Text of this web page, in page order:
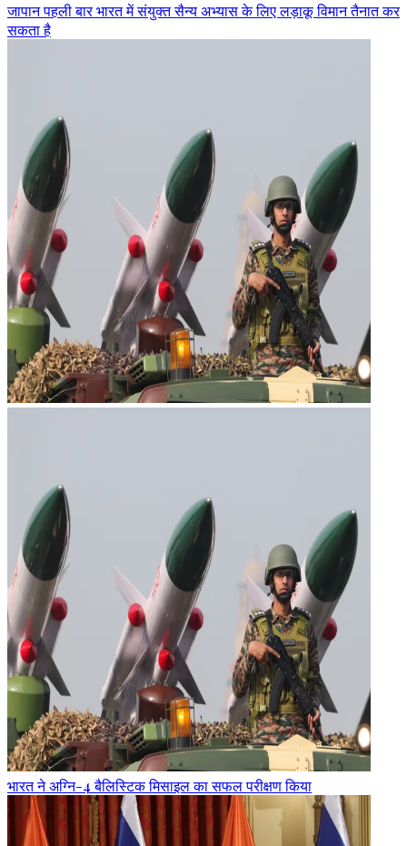
जापान पहली बार भारत में संयुक्त सैन्य अभ्यास के लिए लड़ाकू विमान तैनात कर
सकता है
भारत ने अग्नि-4 बैलिस्टिक मिसाइल का सफल परीक्षण किया